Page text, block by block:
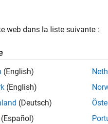
web dans la liste suivante :
(English)
(English)
(Deutsch)
(Español)